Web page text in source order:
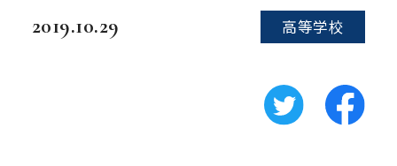
2019.10.29 高等学校